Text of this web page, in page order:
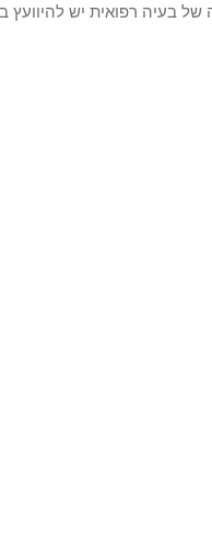
בעיה רפואית יש להיוועץ